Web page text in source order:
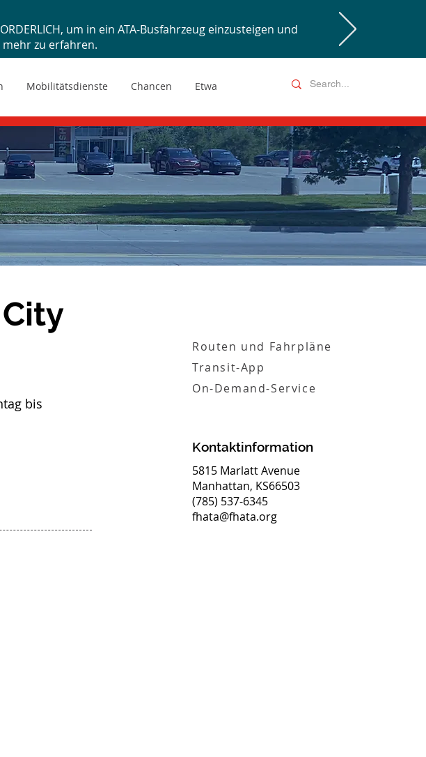
um in ein ATA-Busfahrzeug einzusteigen und
zu erfahren.
Mobilitätsdienste Chancen Etwa
bis
Routen und Fahrpläne
Transit-App
On-Demand-Service
Kontaktinformation
5815 Marlatt Avenue
Manhattan, KS66503
(785) 537-6345
fhata@fhata.org